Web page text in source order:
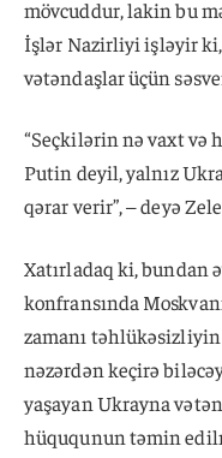
mövcuddur, lakin bu
İşlər Nazirliyi işləyir
vətəndaşlar üçün
“Seçkilərin nə vaxt və
Putin deyil, yalnız
qərar verir”, – deyə
Xatırladaq ki,
konfransında
zamanı
nəzərdən keçirə
yaşayan Ukrayna
hüququnun təmin